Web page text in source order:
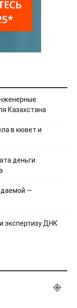
Казахстана
в кювет и
деньги
—
экспертизу ДНК